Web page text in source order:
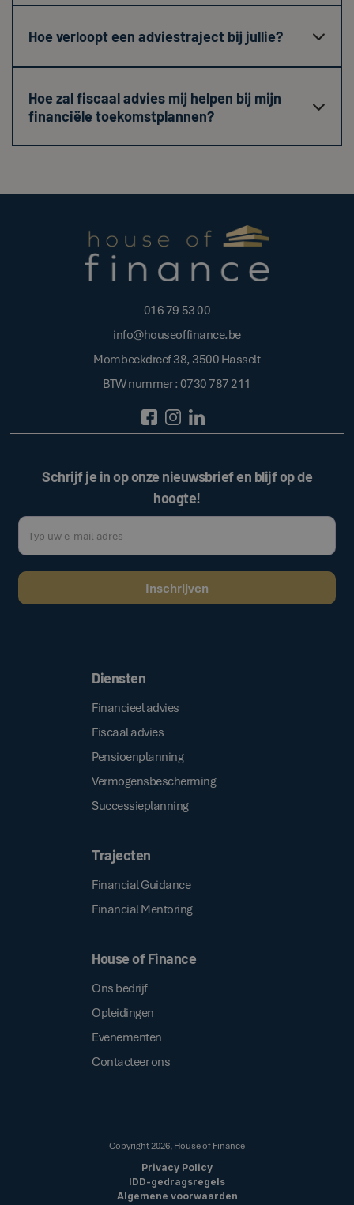
Hoe verloopt een adviestraject bij jullie? 
Hoe zal fiscaal advies mij helpen bij mijn
financiële toekomstplannen?

016 79 53 00
info@houseoffinance.be
Mombeekdreef 38, 3500 Hasselt
BTW nummer : 0730 787 211
Schrijf je in op onze nieuwsbrief en blijf op de
hoogte!
Diensten
Financieel advies
Fiscaal advies
Pensioenplanning
Vermogensbescherming
Successieplanning
Trajecten
Financial Guidance
Financial Mentoring
House of Finance
Ons bedrijf
Opleidingen
Evenementen
Contacteer ons
Copyright2026, House of Finance
Privacy Policy
IDD-gedragsregels
Algemene voorwaarden